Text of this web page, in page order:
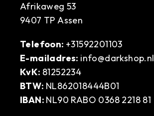
Afrikaweg 53
9407 TP Assen
Telefoon: +31592201103
E-mailadres: info@darkshop.nl
KvK: 81252234
BTW: NL862018444B01
IBAN: NL90 RABO 0368 2218 81